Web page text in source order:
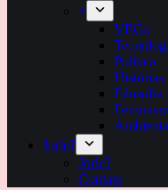
+
VEGs
Política
Histórias
Filosofia
Jorle?
Jorle?
Contato